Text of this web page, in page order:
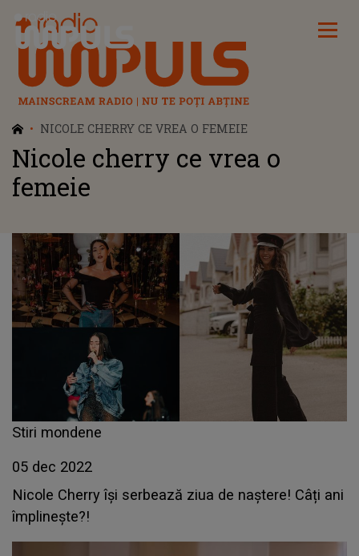
Radio Impuls
NICOLE CHERRY CE VREA O FEMEIE
Nicole cherry ce vrea o
femeie
Stiri mondene
05 dec 2022
Nicole Cherry își serbează ziua de naștere! Câți ani
împlinește?!